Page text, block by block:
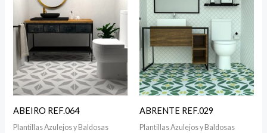
ABEIRO REF.064
Plantillas Azulejos y Baldosas
desde
14,00€
hasta
45,00€
ABRENTE REF.029
Plantillas Azulejos y Baldosas
precios:
desde
14,00€
hasta
45,00€